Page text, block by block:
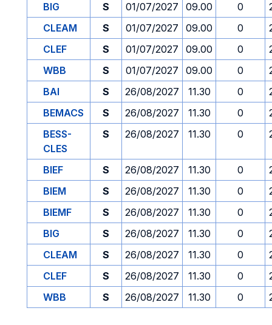
BIG
S 01/07/2027 09.00 0
CLEAM
S 01/07/2027 09.00 0
CLEF
S 01/07/2027 09.00 0
WBB
S 01/07/2027 09.00 0
BAI
S 26/08/2027 11.30 0
BEMACS
S 26/08/2027 11.30 0
BESS-
CLES
S 26/08/2027 11.30 0
BIEF S 26/08/2027 11.30 0
BIEM
S 26/08/2027 11.30 0
BIEMF
S 26/08/2027 11.30 0
BIG
S 26/08/2027 11.30 0
CLEAM
S 26/08/2027 11.30 0
CLEF
S 26/08/2027 11.30 0
WBB
S 26/08/2027 11.30 0